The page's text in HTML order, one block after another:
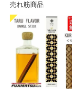
売れ筋商品